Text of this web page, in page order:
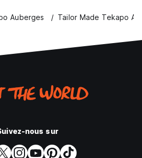
Auberges Tailor Made Tekapo
nous sur